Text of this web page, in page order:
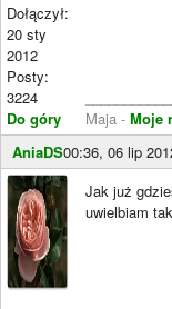
Dołączył:
20 sty
2012
Posty:
3224
Do góry
Maja - Moje
AniaDS00:36, 06 lip
Jak już
uwielbiam